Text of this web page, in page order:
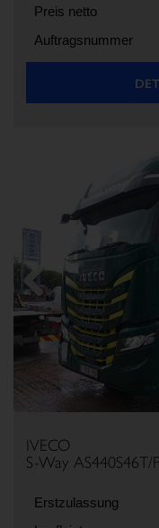
Preis netto
Auftragsnummer
Previous
IVECO
S-Way AS440S46T/
Erstzulassung